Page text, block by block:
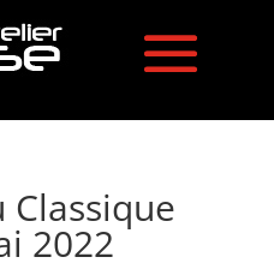
Classique
2022